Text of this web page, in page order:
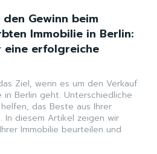
Gewinn beim
Immobilie in Berlin:
erfolgreiche
Ziel, wenn es um den Verkauf
Berlin geht. Unterschiedliche
das Beste aus Ihrer
In diesem Artikel zeigen wir
Immobilie beurteilen und